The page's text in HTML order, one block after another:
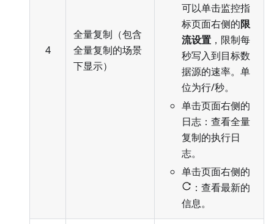
4
全量复制（包含
全量复制的场景
下显示）
可以单击监控指
标页面右侧的限
流设置 ，限制每
秒写入到目标数
据源的速率。单
位为行/秒。
单击页面右侧的
日志：查看全量
复制的执行日
志。
单击页面右侧的
：查看最新的
信息。